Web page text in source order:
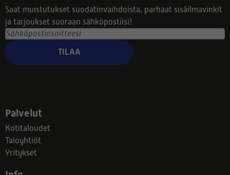
Saat muistutukset suodatinvaihdoista, parhaat sisäilmavinkit
ja tarjoukset suoraan sähköpostiisi!
TILAA
Palvelut
Kotitaloudet
Taloyhtiöt
Yritykset